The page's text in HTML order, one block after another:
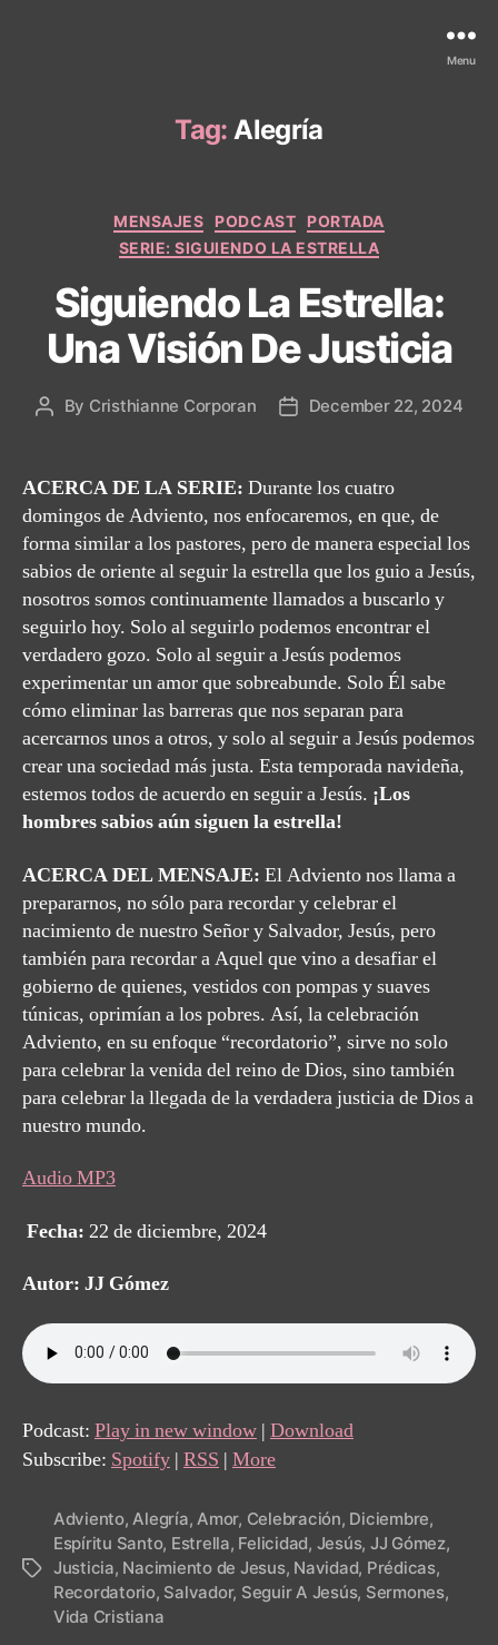
Menu
Tag: Alegría
Categories
MENSAJES PODCAST
PORTADA
SERIE: SIGUIENDO LA ESTRELLA
Siguiendo La Estrella:
Una Visión De Justicia
Post
By Cristhianne Corporan
PostDecember 22, 2024
ACERCA DE LA SERIE: Durante los cuatro
domingos de Adviento, nos enfocaremos, en que, de
forma similar a los pastores, pero de manera especial los
sabios de oriente al seguir la estrella que los guio a Jesús,
nosotros somos continuamente llamados a buscarlo y
seguirlo hoy. Solo al seguirlo podemos encontrar el
verdadero gozo. Solo al seguir a Jesús podemos
experimentar un amor que sobreabunde. Solo Él sabe
cómo eliminar las barreras que nos separan para
acercarnos unos a otros, y solo al seguir a Jesús podemos
crear una sociedad más justa. Esta temporada navideña,
estemos todos de acuerdo en seguir a Jesús. ¡Los
hombres sabios aún siguen la estrella!
ACERCA DEL MENSAJE: El Adviento nos llama a
prepararnos, no sólo para recordar y celebrar el
nacimiento de nuestro Señor y Salvador, Jesús, pero
también para recordar a Aquel que vino a desafiar el
gobierno de quienes, vestidos con pompas y suaves
túnicas, oprimían a los pobres. Así, la celebración
Adviento, en su enfoque “recordatorio”, sirve no solo
para celebrar la venida del reino de Dios, sino también
para celebrar la llegada de la verdadera justicia de Dios a
nuestro mundo.
Audio MP3
Fecha: 22 de diciembre, 2024
Autor: JJ Gómez
Podcast: Play in new window | Download
Subscribe: Spotify | RSS | More
Tags
Adviento,Alegría,Amor, Celebración, Diciembre,
Espíritu Santo, Estrella, Felicidad, Jesús, JJ Gómez,
Justicia, Nacimiento de Jesus, Navidad, Prédicas,
Recordatorio, Salvador, Seguir A Jesús, Sermones,
Vida Cristiana